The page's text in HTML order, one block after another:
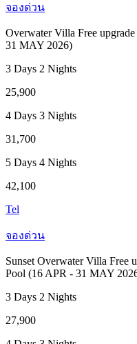
จองด่วน
Overwater Villa Free
31 MAY 2026)
3 Days 2 Nights
25,900
4 Days 3 Nights
31,700
5 Days 4 Nights
42,100
Tel
จองด่วน
Sunset Overwater Villa Free
Pool (16 APR - 31 MAY
3 Days 2 Nights
27,900